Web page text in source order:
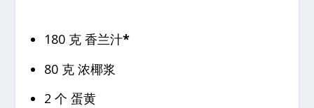
180 克 香兰汁*
80 克 浓椰浆
2 个 蛋黄